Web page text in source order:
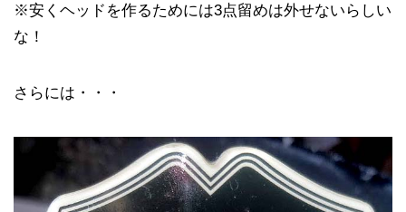
※安くヘッドを作るためには3点留めは外せないらしい
な！
さらには・・・